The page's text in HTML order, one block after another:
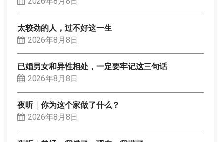
太较劲的人，过不好这一生
2026年8月8日
已婚男女和异性相处，一定要牢记这三句话
2026年8月8日
夜听｜你为这个家做了什么？
2026年8月8日